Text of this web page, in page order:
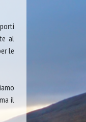
al
le
il